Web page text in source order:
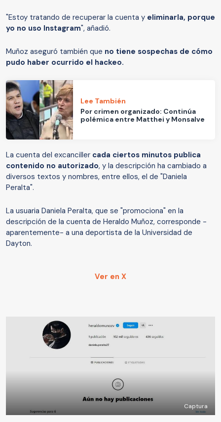
"Estoy tratando de recuperar la cuenta y eliminarla, porque
yo no uso Instagram", añadió.
Muñoz aseguró también que no tiene sospechas de cómo
pudo haber ocurrido el hackeo.
Lee También
Por crimen organizado: Continúa
polémica entre Matthei y Monsalve
La cuenta del excanciller cada ciertos minutos publica
contenido no autorizado, y la descripción ha cambiado a
diversos textos y nombres, entre ellos, el de "Daniela
Peralta".
La usuaria Daniela Peralta, que se "promociona" en la
descripción de la cuenta de Heraldo Muñoz, corresponde -
aparentemente- a una deportista de la Universidad de
Dayton.
Ver en X
Captura